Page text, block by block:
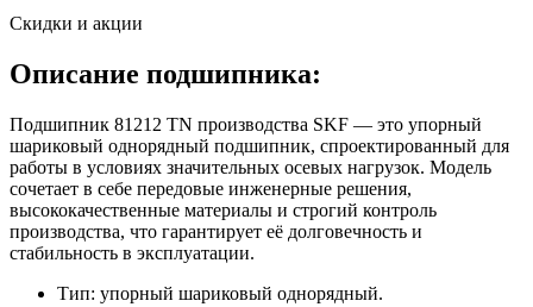
Скидки и акции
Описание подшипника:
Подшипник 81212 TN производства SKF — это упорный
шариковый однорядный подшипник, спроектированный для
работы в условиях значительных осевых нагрузок. Модель
сочетает в себе передовые инженерные решения,
высококачественные материалы и строгий контроль
производства, что гарантирует её долговечность и
стабильность в эксплуатации.
Тип: упорный шариковый однорядный.